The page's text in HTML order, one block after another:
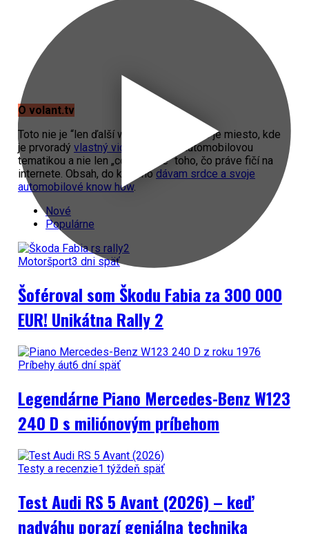
O volant.tv
Toto nie je “len ďalší web o autách”. Toto je miesto, kde
je prvoradý vlastný video obsah
s automobilovou
tematikou a nie len „copy paste“ toho, čo práve fičí na
internete. Obsah, do ktorého dávam srdce a svoje
automobilové know how.
Nové
Populárne
Motoršport3 dni späť
Šoféroval som Škodu Fabia za 300 000
EUR! Unikátna Rally 2
Príbehy áut6 dní späť
Legendárne Piano Mercedes-Benz W123
240 D s miliónovým príbehom
Testy a recenzie1 týždeň späť
Test Audi RS 5 Avant (2026) – keď
nadváhu porazí geniálna technika